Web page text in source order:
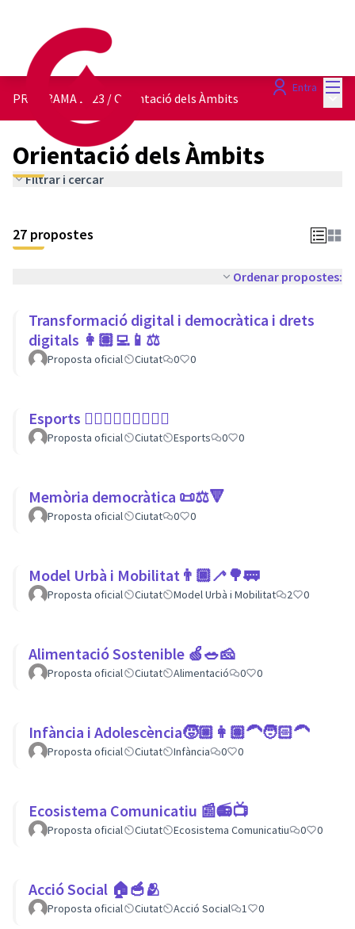
Entra
PROGRAMA 2023 /Orientació dels Àmbits
Orientació dels Àmbits
Filtrar i cercar
27 propostes
Ordenar propostes:
Transformació digital i democràtica i drets
digitals 👩🏽‍💻📱⚖
Proposta oficial Ciutat 0 0
Esports 🏃🏾‍♀⛹🏼‍♀🏄🏼‍♂
Proposta oficial Ciutat Esports 0 0
Memòria democràtica 📜⚖️🔻
Proposta oficial Ciutat 0 0
Model Urbà i Mobilitat👨🏿‍🦯🌳🚃
Proposta oficial Ciutat Model Urbà i Mobilitat 2 0
Alimentació Sostenible 🍏🥗🧀
Proposta oficial Ciutat Alimentació 0 0
Infància i Adolescència🧒🏼👩🏽‍🦱🧑🏻‍🦱
Proposta oficial Ciutat Infància 0 0
Ecosistema Comunicatiu 📰📻📺
Proposta oficial Ciutat Ecosistema Comunicatiu 0 0
Acció Social 🏠🥣🫂
Proposta oficial Ciutat Acció Social 1 0